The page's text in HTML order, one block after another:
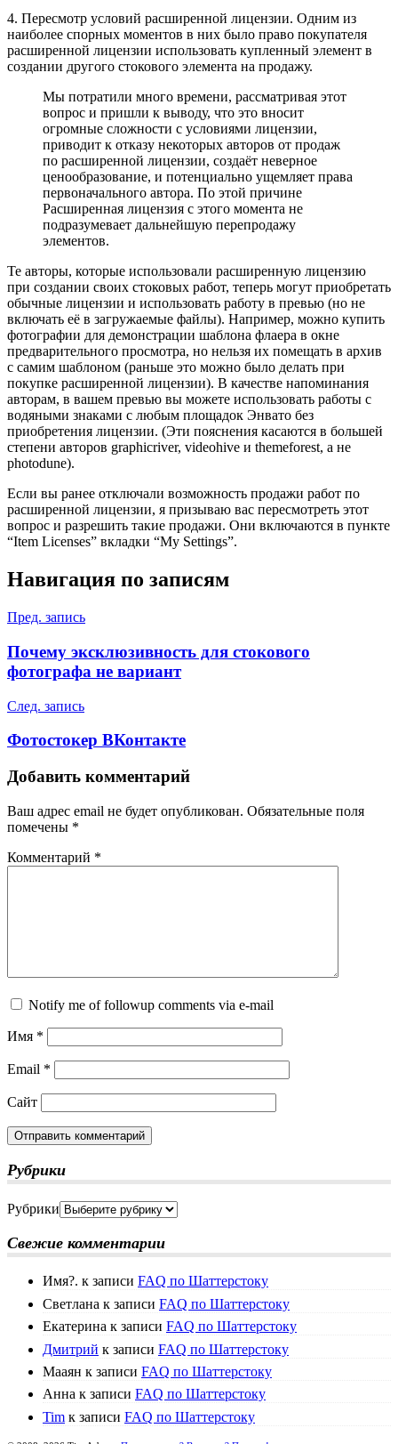
4. Пересмотр условий расширенной лицензии. Одним из
наиболее спорных моментов в них было право покупателя
расширенной лицензии использовать купленный элемент в
создании другого стокового элемента на продажу.
Мы потратили много времени, рассматривая этот
вопрос и пришли к выводу, что это вносит
огромные сложности с условиями лицензии,
приводит к отказу некоторых авторов от продаж
по расширенной лицензии, создаёт неверное
ценообразование, и потенциально ущемляет права
первоначального автора. По этой причине
Расширенная лицензия с этого момента не
подразумевает дальнейшую перепродажу
элементов.
Те авторы, которые использовали расширенную лицензию
при создании своих стоковых работ, теперь могут приобретать
обычные лицензии и использовать работу в превью (но не
включать её в загружаемые файлы). Например, можно купить
фотографии для демонстрации шаблона флаера в окне
предварительного просмотра, но нельзя их помещать в архив
с самим шаблоном (раньше это можно было делать при
покупке расширенной лицензии). В качестве напоминания
авторам, в вашем превью вы можете использовать работы с
водяными знаками с любым площадок Энвато без
приобретения лицензии. (Эти пояснения касаются в большей
степени авторов graphicriver, videohive и themeforest, а не
photodune).
Если вы ранее отключали возможность продажи работ по
расширенной лицензии, я призываю вас пересмотреть этот
вопрос и разрешить такие продажи. Они включаются в пункте
“Item Licenses” вкладки “My Settings”.
Навигация по записям
Пред. запись
Почему эксклюзивность для стокового
фотографа не вариант
След. запись
Фотостокер ВКонтакте
Добавить комментарий
Ваш адрес email не будет опубликован. Обязательные поля
помечены *
Комментарий *
Notify me of followup comments via e-mail
Имя *
Email *
Сайт
Рубрики
Рубрики
Свежие комментарии
Имя?. к записи FAQ по Шаттерстоку
Светлана к записи FAQ по Шаттерстоку
Екатерина к записи FAQ по Шаттерстоку
Дмитрий к записи FAQ по Шаттерстоку
Мааян к записи FAQ по Шаттерстоку
Анна к записи FAQ по Шаттерстоку
Tim к записи FAQ по Шаттерстоку